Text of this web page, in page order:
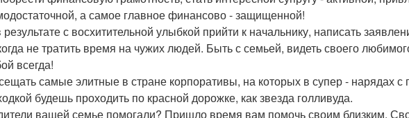
а самое главное финансово - защищенной!
с восхитительной улыбкой прийти к начальнику, написать
не тратить время на чужих людей. Быть с семьей, видеть своего
всегда!
самые элитные в стране корпоративы, на которых в супер - нарядах с
будешь проходить по красной дорожке, как звезда голливуда.
вашей семье помогали? Пришло время вам помочь своим близким.